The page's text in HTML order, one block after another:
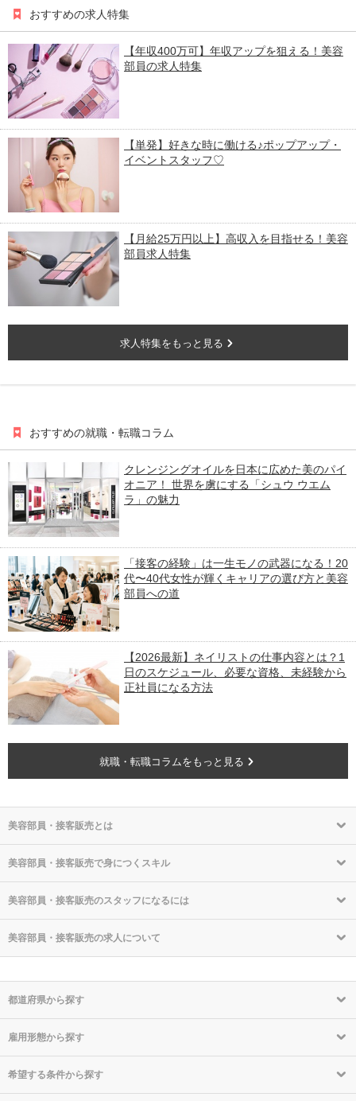
おすすめの求人特集
【年収400万可】年収アップを狙える！美容
部員の求人特集
【単発】好きな時に働ける♪ポップアップ・
イベントスタッフ♡
【月給25万円以上】高収入を目指せる！美容
部員求人特集
求人特集をもっと見る
おすすめの就職・転職コラム
クレンジングオイルを日本に広めた美のパイ
オニア！ 世界を虜にする「シュウ ウエム
ラ」の魅力
「接客の経験」は一生モノの武器になる！20
代〜40代女性が輝くキャリアの選び方と美容
部員への道
【2026最新】ネイリストの仕事内容とは？1
日のスケジュール、必要な資格、未経験から
正社員になる方法
就職・転職コラムをもっと見る
美容部員・接客販売とは
美容部員・接客販売で身につくスキル
美容部員・接客販売のスタッフになるには
美容部員・接客販売の求人について
都道府県から探す
雇用形態から探す
希望する条件から探す